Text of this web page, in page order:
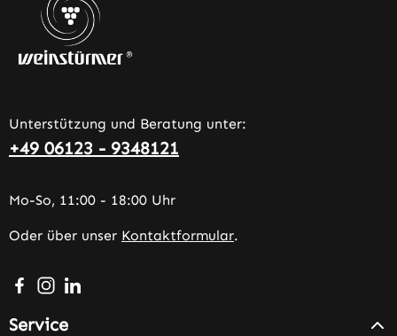
Unterstützung und Beratung unter:
+49 06123 - 9348121
Mo-So, 11:00 - 18:00 Uhr
Oder über unser Kontaktformular.
Besuche uns auf Facebook – öffnet in neuem Tab
Schau auf Instagram vorbei – öffnet in neuem Tab
Vernetze dich mit uns auf LinkedIn – öffnet in
Service